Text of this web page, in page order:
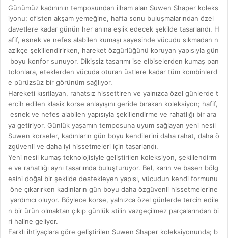
Günümüz kadınının temposundan ilham alan Suwen Shaper koleks
iyonu; ofisten akşam yemeğine, hafta sonu buluşmalarından özel
davetlere kadar günün her anına eşlik edecek şekilde tasarlandı. H
afif, esnek ve nefes alabilen kumaşı sayesinde vücudu sıkmadan n
azikçe şekillendirirken, hareket özgürlüğünü koruyan yapısıyla gün
boyu konfor sunuyor. Dikişsiz tasarımı ise elbiselerden kumaş pan
tolonlara, eteklerden vücuda oturan üstlere kadar tüm kombinlerd
e pürüzsüz bir görünüm sağlıyor.
Hareketi kısıtlayan, rahatsız hissettiren ve yalnızca özel günlerde t
ercih edilen klasik korse anlayışını geride bırakan koleksiyon; hafif,
esnek ve nefes alabilen yapısıyla şekillendirme ve rahatlığı bir ara
ya getiriyor. Günlük yaşamın temposuna uyum sağlayan yeni nesil
Suwen korseler, kadınların gün boyu kendilerini daha rahat, daha ö
zgüvenli ve daha iyi hissetmeleri için tasarlandı.
Yeni nesil kumaş teknolojisiyle geliştirilen koleksiyon, şekillendirm
e ve rahatlığı aynı tasarımda buluşturuyor. Bel, karın ve basen bölg
esini doğal bir şekilde destekleyen yapısı, vücudun kendi formunu
öne çıkarırken kadınların gün boyu daha özgüvenli hissetmelerine
yardımcı oluyor. Böylece korse, yalnızca özel günlerde tercih edile
n bir ürün olmaktan çıkıp günlük stilin vazgeçilmez parçalarından bi
ri haline geliyor.
Farklı ihtiyaçlara göre geliştirilen Suwen Shaper koleksiyonunda; b